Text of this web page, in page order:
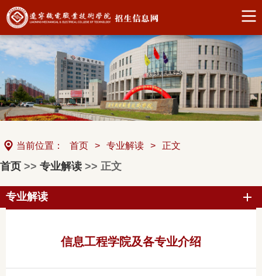
当前位置： 首页 > 专业解读 > 正文
首页 >> 专业解读 >> 正文
专业解读
信息工程学院及各专业介绍